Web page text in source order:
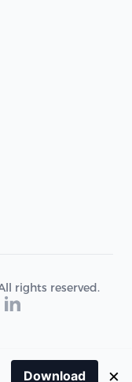
rights reserved.
Download ×